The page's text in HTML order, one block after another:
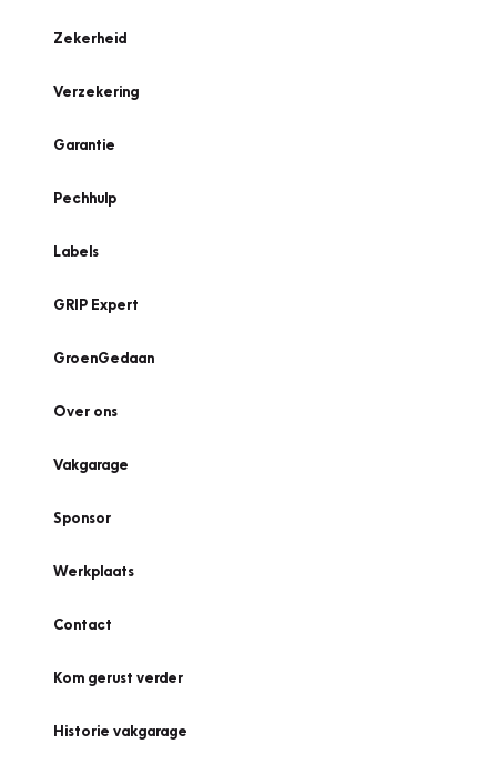
Zekerheid
Verzekering
Garantie
Pechhulp
Labels
GRIP Expert
GroenGedaan
Over ons
Vakgarage
Sponsor
Werkplaats
Contact
Kom gerust verder
Historie vakgarage